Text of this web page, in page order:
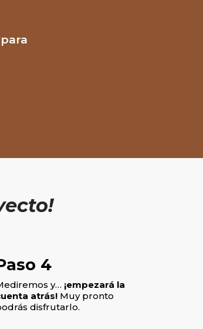
4
y… ¡empezará la
atrás!Muy pronto
disfrutarlo.